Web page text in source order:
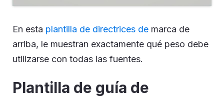
Plantilla de guía de
posicionamiento de marca
de una página